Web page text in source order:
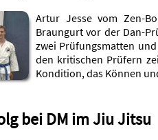
Artur Jesse vom Zen-
Braungurt vor der Dan-
zwei Prüfungsmatten
den kritischen Prüfern
Kondition, das Können
bei DM im Jiu Jitsu